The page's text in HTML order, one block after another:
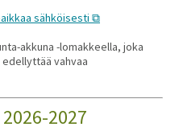
sähköisesti
akkuna -lomakkeella, joka
edellyttää vahvaa
2026-2027